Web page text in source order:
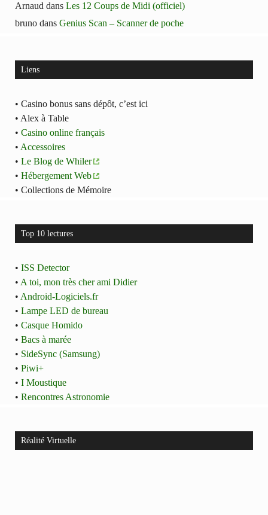
Arnaud dans Les 12 Coups de Midi (officiel)
bruno dans Genius Scan – Scanner de poche
Liens
• Casino bonus sans dépôt, c’est ici
• Alex à Table
• Casino online français
• Accessoires
• Le Blog de Whiler
• Hébergement Web
• Collections de Mémoire
Top 10 lectures
• ISS Detector
• A toi, mon très cher ami Didier
• Android-Logiciels.fr
• Lampe LED de bureau
• Casque Homido
• Bacs à marée
• SideSync (Samsung)
• Piwi+
• I Moustique
• Rencontres Astronomie
Réalité Virtuelle